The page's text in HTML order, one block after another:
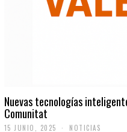
Nuevas tecnologías
Comunitat
15 JUNIO, 2025 NOTICIAS